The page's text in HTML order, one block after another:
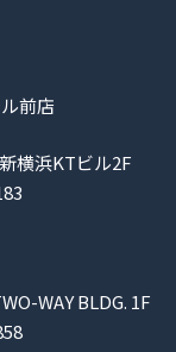
前店
横浜KTビル2F
WAY BLDG. 1F